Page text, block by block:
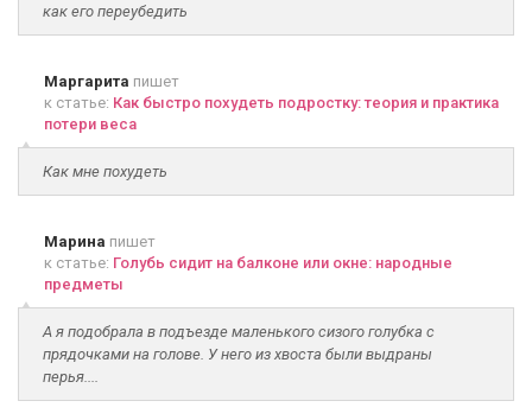
как его переубедить
Маргарита пишет
к статье: Как быстро похудеть подростку: теория и практика
потери веса
Как мне похудеть
Марина пишет
к статье: Голубь сидит на балконе или окне: народные
предметы
А я подобрала в подъезде маленького сизого голубка с
прядочками на голове. У него из хвоста были выдраны
перья....